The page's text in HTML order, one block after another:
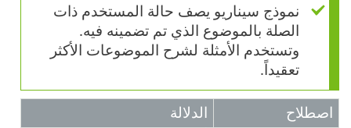
نموذج سيناريو يصف حالة المستخدم ذات
الصلة بالموضوع الذي تم تضمينه فيه.
وتستخدم الأمثلة لشرح الموضوعات الأكثر
تعقيداً.
اصطلاح
الدلالة